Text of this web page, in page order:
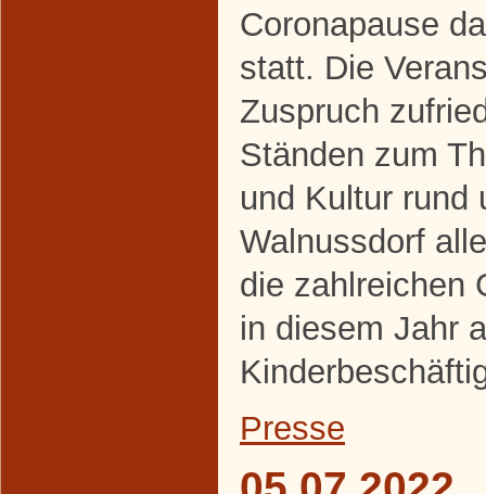
Coronapause
statt. Die
Zuspruch
Ständen zum
und Kultur rund
Walnussdorf
die zahlreichen
in diesem Jahr
Presse